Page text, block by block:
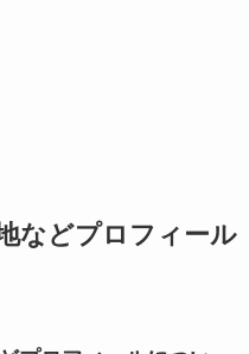
などプロフィール